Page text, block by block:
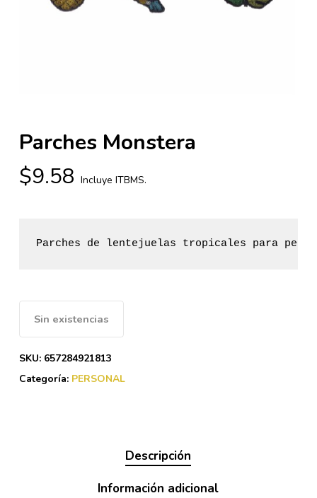
Parches Monstera
$9.58 Incluye ITBMS.
Parches de lentejuelas tropicales para
Sin existencias
SKU: 657284921813
Categoría: PERSONAL
Descripción
Información adicional